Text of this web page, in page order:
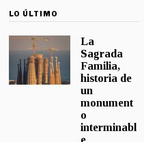
LO ÚLTIMO
La
Sagrada
Familia,
historia de
un
monument
o
interminabl